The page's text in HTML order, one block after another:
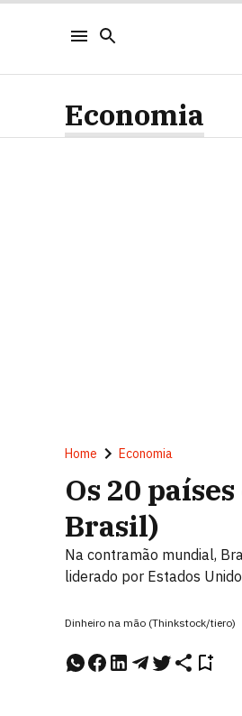
Economia
Home Economia
Os 20
Brasil)
Na contramão mundial,
liderado por Estados
Dinheiro na mão (Thinkstock/tiero)